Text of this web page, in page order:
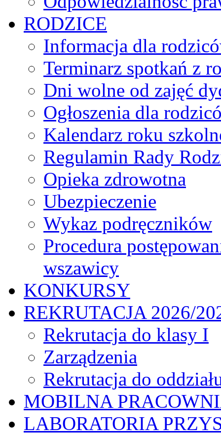
RODZICE
Informacja dla
Terminarz spotkań z
Dni wolne od zajęć
Ogłoszenia dla
Kalendarz roku
Regulamin Rady
Opieka zdrowotna
Ubezpieczenie
Wykaz podręczników
Procedura
wszawicy
KONKURSY
REKRUTACJA 2026/
Rekrutacja do klasy I
Zarządzenia
Rekrutacja do
MOBILNA
LABORATORIA